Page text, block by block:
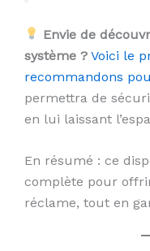
Envie de
système ? Voici le
recommandons
permettra de
en lui laissant
En résumé : ce
complète pour
réclame, tout en